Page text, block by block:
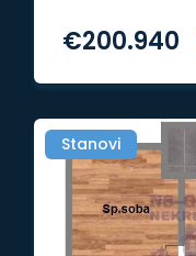
€200.940
Stanovi